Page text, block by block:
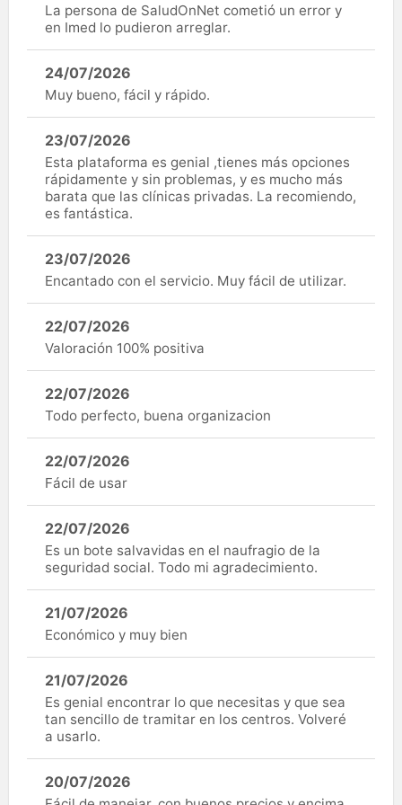
La persona de SaludOnNet cometió un error y
en Imed lo pudieron arreglar.
24/07/2026
Muy bueno, fácil y rápido.
23/07/2026
Esta plataforma es genial ,tienes más opciones
rápidamente y sin problemas, y es mucho más
barata que las clínicas privadas. La recomiendo,
es fantástica.
23/07/2026
Encantado con el servicio. Muy fácil de utilizar.
22/07/2026
Valoración 100% positiva
22/07/2026
Todo perfecto, buena organizacion
22/07/2026
Fácil de usar
22/07/2026
Es un bote salvavidas en el naufragio de la
seguridad social. Todo mi agradecimiento.
21/07/2026
Económico y muy bien
21/07/2026
Es genial encontrar lo que necesitas y que sea
tan sencillo de tramitar en los centros. Volveré
a usarlo.
20/07/2026